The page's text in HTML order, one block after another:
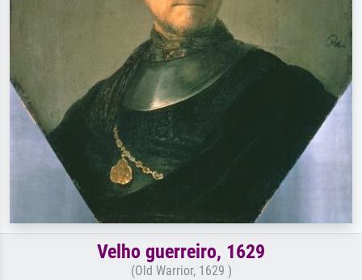
Velho guerreiro, 1629
(Old Warrior, 1629 )